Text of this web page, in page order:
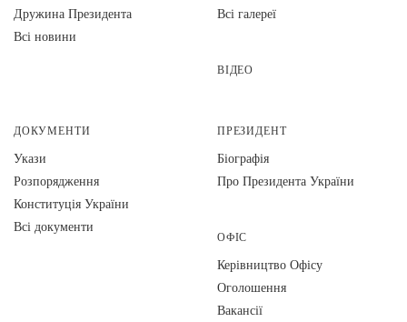
Дружина Президента
Всі новини
Всі галереї
ВІДЕО
ДОКУМЕНТИ
Укази
Розпорядження
Конституція України
Всі документи
ПРЕЗИДЕНТ
Біографія
Про Президента України
ОФІС
Керівництво Офісу
Оголошення
Вакансії